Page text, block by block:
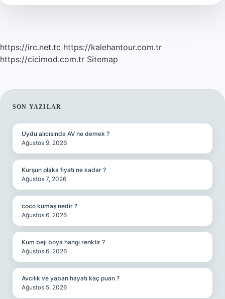
https://irc.net.tc https://kalehantour.com.tr
https://cicimod.com.tr Sitemap
SIDEBAR
SON YAZILAR
Uydu alıcısında AV ne demek ?
Ağustos 9, 2026
Kurşun plaka fiyatı ne kadar ?
Ağustos 7, 2026
coco kumaş nedir ?
Ağustos 6, 2026
Kum beji boya hangi renktir ?
Ağustos 6, 2026
Avcılık ve yaban hayatı kaç puan ?
Ağustos 5, 2026